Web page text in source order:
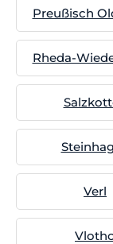
Preußisch
Rheda-
Verl